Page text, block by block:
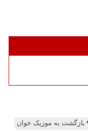
بازگشت به موزیک خوان